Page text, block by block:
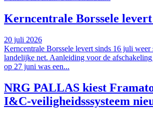
Kerncentrale Borssele
20 juli 2026
Kerncentrale Borssele levert sinds 16 juli weer
landelijke net. Aanleiding voor de
op 27 juni was een...
NRG PALLAS kiest
I&C-veiligheidsssysteem